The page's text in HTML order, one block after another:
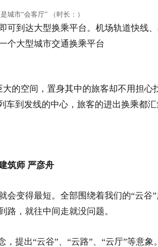
城市“会客厅” （时长：）
可到达大型换乘平台。机场轨道快线、
个大型城市交通换乘平台
的空间，置身其中的旅客却不用担心
车到发线的中心，旅客的进出换乘都
筑师 严彦舟
会变得最短。全部围绕着我们的“云谷
路，就往中间走就没问题。
，提出“云谷”、“云路”、“云厅”等意象